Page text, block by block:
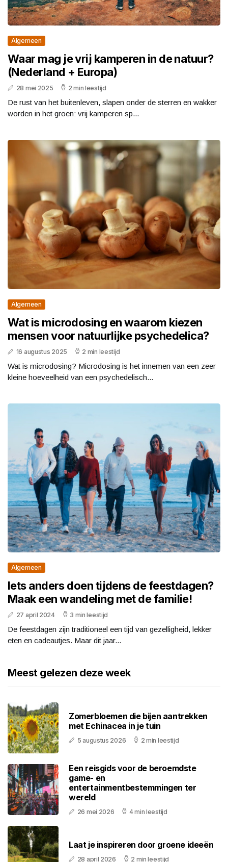
Algemeen
Waar mag je vrij kamperen in de natuur?
(Nederland + Europa)
28 mei 2025 2 min leestijd
De rust van het buitenleven, slapen onder de sterren en wakker
worden in het groen: vrij kamperen sp...
Algemeen
Wat is microdosing en waarom kiezen
mensen voor natuurlijke psychedelica?
16 augustus 2025 2 min leestijd
Wat is microdosing? Microdosing is het innemen van een zeer
kleine hoeveelheid van een psychedelisch...
Algemeen
Iets anders doen tijdens de feestdagen?
Maak een wandeling met de familie!
27 april 2024 3 min leestijd
De feestdagen zijn traditioneel een tijd van gezelligheid, lekker
eten en cadeautjes. Maar dit jaar...
Meest gelezen deze week
Zomerbloemen die bijen aantrekken
met Echinacea in je tuin
5 augustus 2026 2 min leestijd
Een reisgids voor de beroemdste
game- en
entertainmentbestemmingen ter
wereld
26 mei 2026 4 min leestijd
Laat je inspireren door groene ideeën
28 april 2026 2 min leestijd